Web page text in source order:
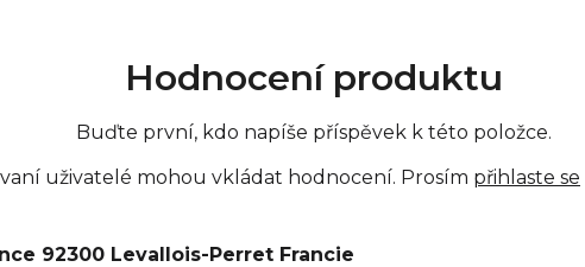
Hodnocení produktu
Buďte první, kdo napíše příspěvek k této položce.
uživatelé mohou vkládat hodnocení. Prosím přihlaste se
92300 Levallois-Perret Francie